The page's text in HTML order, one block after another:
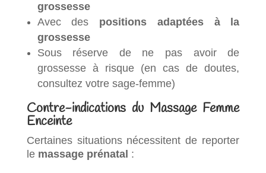
grossesse
Avec des positions adaptées à la
grossesse
Sous réserve de ne pas avoir de
grossesse à risque (en cas de doutes,
consultez votre sage-femme)
Contre-indications du Massage Femme
Enceinte
Certaines situations nécessitent de reporter
le massage prénatal :